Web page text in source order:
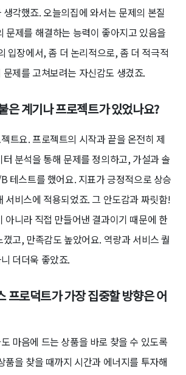
각했죠. 오늘의집에 와서는 문제의 본질
문제를 해결하는 능력이 좋아지고 있음을
입장에서, 좀 더 논리적으로, 좀 더 적극적
제를 고쳐보려는 자신감도 생겼죠.
은 계기나 프로젝트가 있었나요?
트요. 프로젝트의 시작과 끝을 온전히 제
분석을 통해 문제를 정의하고, 가설과 솔
테스트를 했어요. 지표가 긍정적으로 상승
서비스에 적용되었죠. 그 안도감과 짜릿함!
아니라 직접 만들어낸 결과이기 때문에 한
고, 만족감도 높았어요. 역량과 서비스 퀄
더더욱 좋았죠.
프로덕트가 가장 집중할 방향은 어
마음에 드는 상품을 바로 찾을 수 있도록
품을 찾을 때까지 시간과 에너지를 투자해